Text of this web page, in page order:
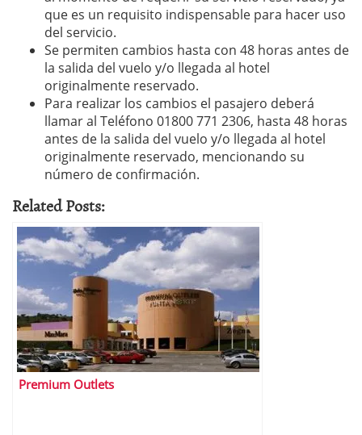
que es un requisito indispensable para hacer uso
del servicio.
Se permiten cambios hasta con 48 horas antes de
la salida del vuelo y/o llegada al hotel
originalmente reservado.
Para realizar los cambios el pasajero deberá
llamar al Teléfono 01800 771 2306, hasta 48 horas
antes de la salida del vuelo y/o llegada al hotel
originalmente reservado, mencionando su
número de confirmación.
Related Posts:
Premium Outlets